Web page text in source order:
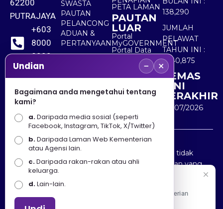
62200
PUTRAJAYA
+603
8000
8000
+603
8891
7100
SWASTA
PAUTAN
PELANCONG
ADUAN &
PERTANYAAN
PETA LAMAN
PAUTAN
LUAR
Portal
MyGOVERNMENT
Portal Data
Terbuka
Sektor Awam
138,290
JUMLAH
PELAWAT
TAHUN INI :
5,540,875
KEMAS
KINI
TERAKHIR
30/07/2026
Penafian : Kerajaan Malaysia dan Kementerian
Pelancongan Seni dan Budaya (MOTAC) adalah tidak
bertanggungjawab atas kehilangan atau kerugian yang
disebabkan oleh penggunaan mana-mana maklumat
yang diperolehi dari portal ini.
Undian − ×
Bagaimana anda mengetahui tentang
kami?
a.Daripada media sosial (seperti
Facebook, Instagram, TikTok, X/Twitter)
b.Daripada Laman Web Kementerian
atau Agensi lain.
c.Daripada rakan-rakan atau ahli
keluarga.
d.Lain-lain.
Apa Khabar! Selamat datang ke Portal Rasmi Kementerian
Pelancongan, Seni dan Budaya